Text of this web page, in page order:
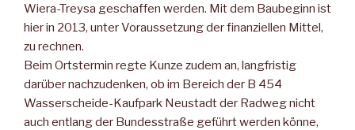
Wiera-Treysa geschaffen werden. Mit dem Baubeginn ist
hier in 2013, unter Voraussetzung der finanziellen Mittel,
zu rechnen.
Beim Ortstermin regte Kunze zudem an, langfristig
darüber nachzudenken, ob im Bereich der B 454
Wasserscheide-Kaufpark Neustadt der Radweg nicht
auch entlang der Bundesstraße geführt werden könne,